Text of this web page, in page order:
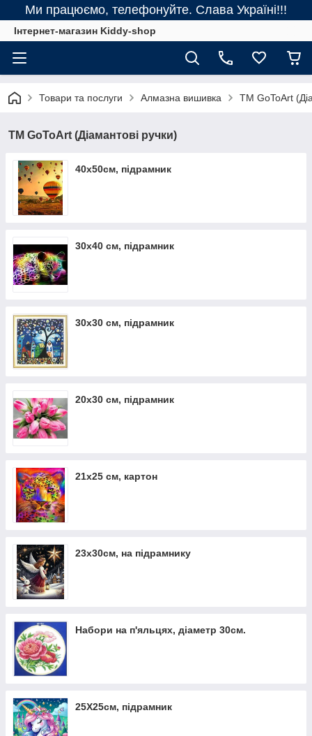
Ми працюємо, телефонуйте. Слава Україні!!!
Інтернет-магазин Kiddy-shop
Товари та послуги Алмазна вишивка ТМ GoToArt
ТМ GoToArt (Діамантові ручки)
40х50см, підрамник
30х40 см, підрамник
30х30 см, підрамник
20х30 см, підрамник
21х25 см, картон
23х30см, на підрамнику
Набори на п'яльцях, діаметр 30см.
25Х25см, підрамник